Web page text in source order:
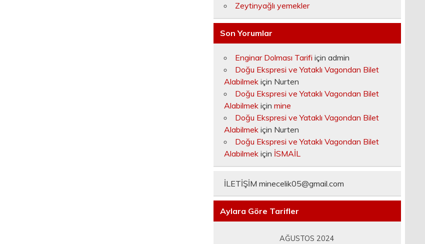
Zeytinyağlı yemekler
Son Yorumlar
Enginar Dolması Tarifi içinadmin
Doğu Ekspresi ve Yataklı Vagondan Bilet
Alabilmek için Nurten
Doğu Ekspresi ve Yataklı Vagondan Bilet
Alabilmek içinmine
Doğu Ekspresi ve Yataklı Vagondan Bilet
Alabilmek için Nurten
Doğu Ekspresi ve Yataklı Vagondan Bilet
Alabilmek için İSMAİL
İLETİŞİMminecelik05@gmail.com
Aylara Göre Tarifler
AĞUSTOS 2024